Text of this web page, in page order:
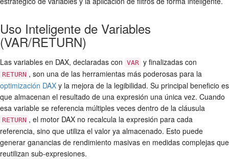
Uso Inteligente de Variables
(VAR/RETURN)
Las variables en DAX, declaradas con VAR y finalizadas con
RETURN , son una de las herramientas más poderosas para la
optimización DAX y la mejora de la legibilidad. Su principal beneficio es
que almacenan el resultado de una expresión una única vez. Cuando
esa variable se referencia múltiples veces dentro de la cláusula
RETURN , el motor DAX no recalcula la expresión para cada
referencia, sino que utiliza el valor ya almacenado. Esto puede
generar ganancias de rendimiento masivas en medidas complejas que
reutilizan sub-expresiones.